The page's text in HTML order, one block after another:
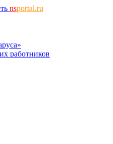
nsportal.ru
работников